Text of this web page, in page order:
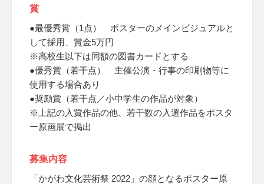
賞
●最優秀賞（1点） ポスターのメインビジュアルと
して採用、賞金5万円
※高校生以下は同額の図書カードとする
●優秀賞（若干点） 主催公演・行事の印刷物等に
使用する場合あり
●奨励賞（若干点／小中学生の作品が対象）
※上記の入賞作品の他、若干数の入選作品をポスタ
ー原画展で掲出
募集内容
「かがわ文化芸術祭 2022」の顔となるポスター原